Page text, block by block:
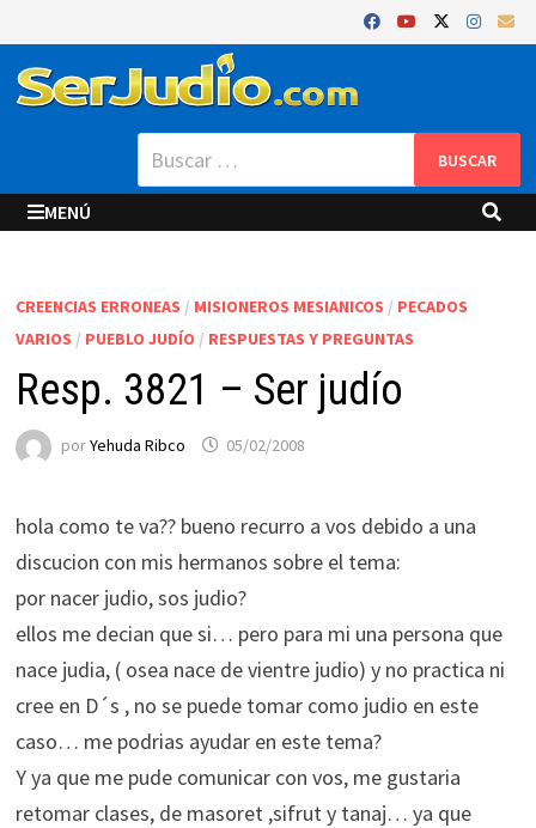
al
contenido
Buscar:
MENÚ
CREENCIAS ERRONEAS / MISIONEROS MESIANICOS / PECADOS
VARIOS / PUEBLO JUDÍO / RESPUESTAS Y PREGUNTAS
Resp. 3821 – Ser judío
porYehuda Ribco 05/02/2008
hola como te va?? bueno recurro a vos debido a una
discucion con mis hermanos sobre el tema:
por nacer judio, sos judio?
ellos me decian que si… pero para mi una persona que
nace judia, ( osea nace de vientre judio) y no practica ni
cree en D´s , no se puede tomar como judio en este
caso… me podrias ayudar en este tema?
Y ya que me pude comunicar con vos, me gustaria
retomar clases, de masoret ,sifrut y tanaj… ya que